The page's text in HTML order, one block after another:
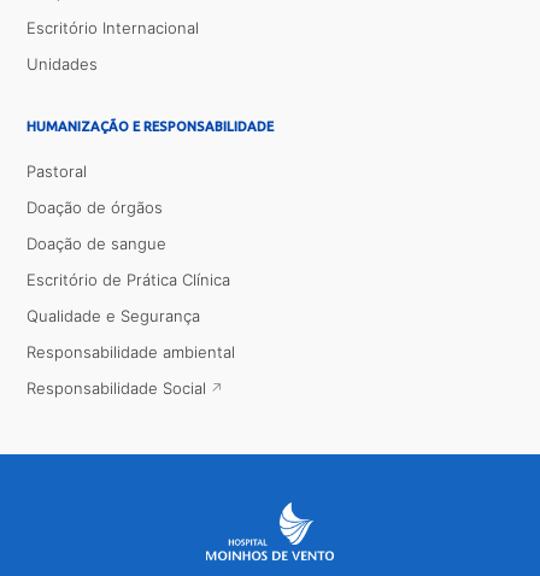
Escritório Internacional
Unidades
HUMANIZAÇÃO E RESPONSABILIDADE
Pastoral
Doação de órgãos
Doação de sangue
Escritório de Prática Clínica
Qualidade e Segurança
Responsabilidade ambiental
Responsabilidade Social